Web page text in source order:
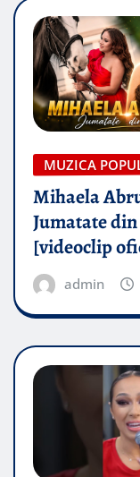
MUZICA
Mihaela
Jumatate
[videoclip
admin